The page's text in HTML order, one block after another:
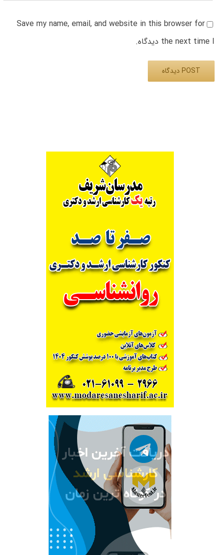
Save my name, email, and website in this browser for
the next time I دیدگاه.